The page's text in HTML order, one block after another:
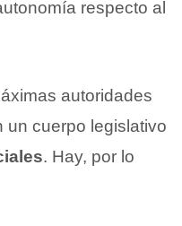
respecto al
autoridades
un cuerpo legislativo
. Hay, por lo